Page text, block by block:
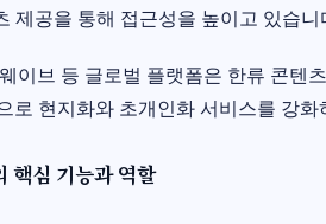
제공을 통해 접근성을 높이고 있습니
이브 등 글로벌 플랫폼은 한류 콘텐
로 현지화와 초개인화 서비스를 강화
핵심 기능과 역할